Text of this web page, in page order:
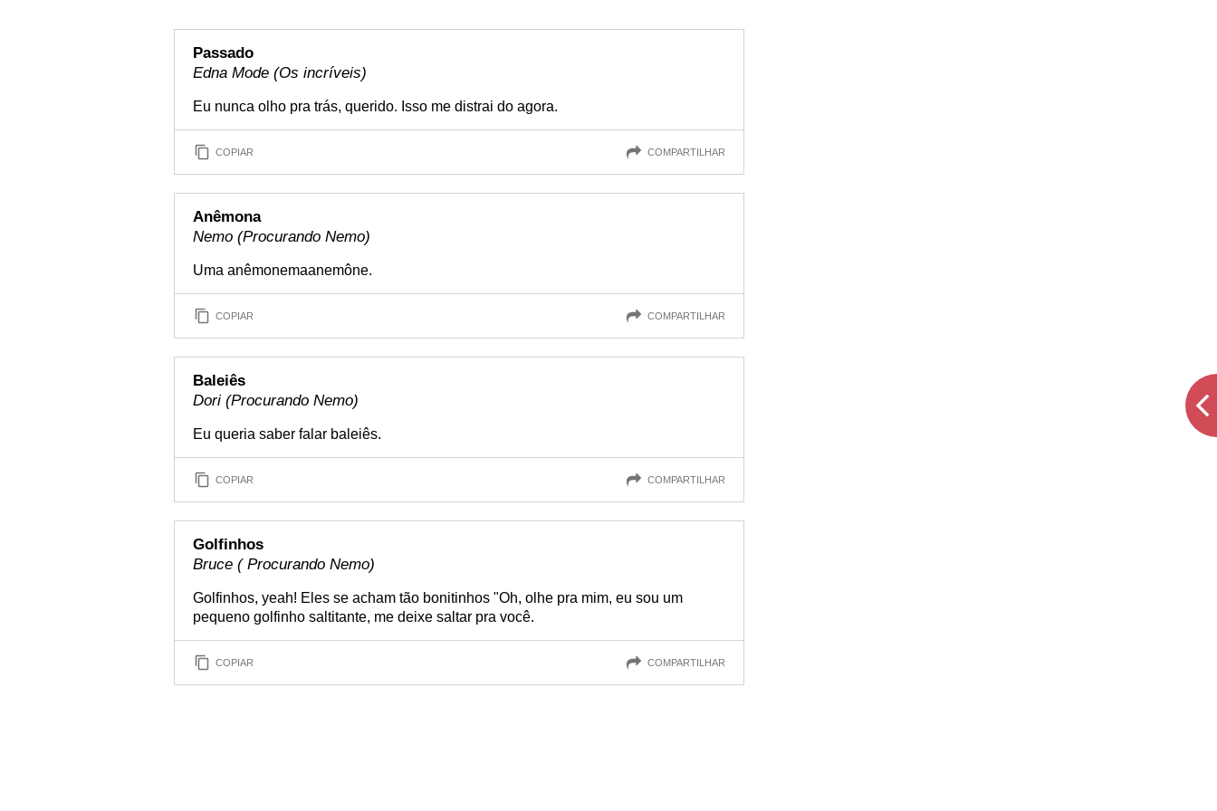
Passado
Edna Mode (Os incríveis)
Eu nunca olho pra trás, querido. Isso me distrai do agora.
COPIAR COMPARTILHAR
Anêmona
Nemo (Procurando Nemo)
Uma anêmonemaanemône.
COPIAR COMPARTILHAR
Baleiês
Dori (Procurando Nemo)
Eu queria saber falar baleiês.
COPIAR COMPARTILHAR
Golfinhos
Bruce ( Procurando Nemo)
Golfinhos, yeah! Eles se acham tão bonitinhos "Oh, olhe pra mim, eu sou um
pequeno golfinho saltitante, me deixe saltar pra você.
COPIAR COMPARTILHAR